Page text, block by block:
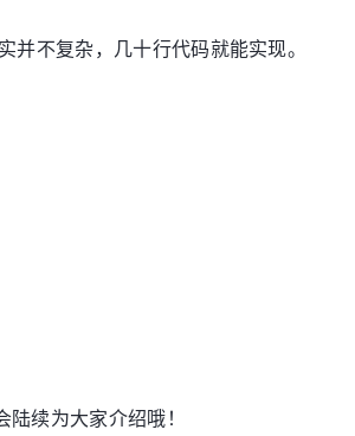
不复杂，几十行代码就能实现。
续为大家介绍哦！